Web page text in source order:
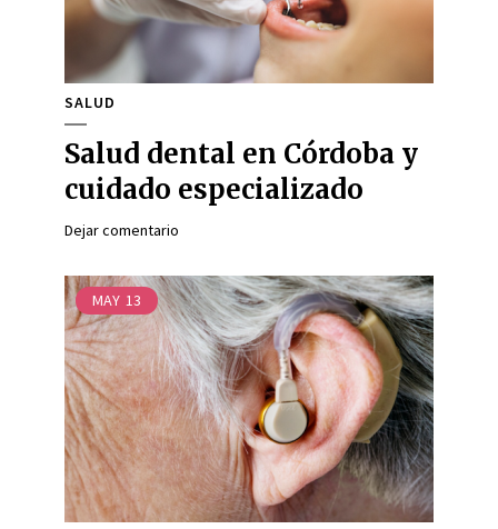
SALUD
Salud dental en Córdoba y
cuidado especializado
Dejar comentario
MAY 13